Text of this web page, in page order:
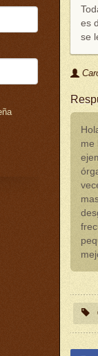
es
se
me